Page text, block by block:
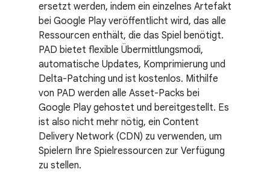
ersetzt werden, indem ein einzelnes Artefakt
bei Google Play veröffentlicht wird, das alle
Ressourcen enthält, die das Spiel benötigt.
PAD bietet flexible Übermittlungsmodi,
automatische Updates, Komprimierung und
Delta-Patching und ist kostenlos. Mithilfe
von PAD werden alle Asset-Packs bei
Google Play gehostet und bereitgestellt. Es
ist also nicht mehr nötig, ein Content
Delivery Network (CDN) zu verwenden, um
Spielern Ihre Spielressourcen zur Verfügung
zu stellen.